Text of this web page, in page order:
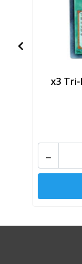
x3 Tri-
-